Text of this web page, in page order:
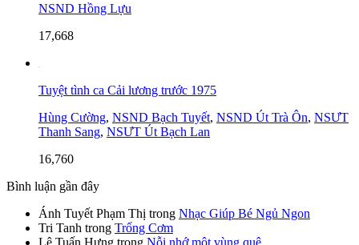
NSND Hồng Lựu
17,668
Tuyệt tình ca Cải lương trước 1975
Hùng Cường, NSND Bạch Tuyết, NSND Út Trà Ôn, NSƯT
Thanh Sang, NSƯT Út Bạch Lan
16,760
Bình luận gần đây
Ánh Tuyết Phạm Thị trong Nhạc Giúp Bé Ngủ Ngon
Tri Tanh trong Trống Cơm
Lê Tuấn Hưng trong Nỗi nhớ một vùng quê